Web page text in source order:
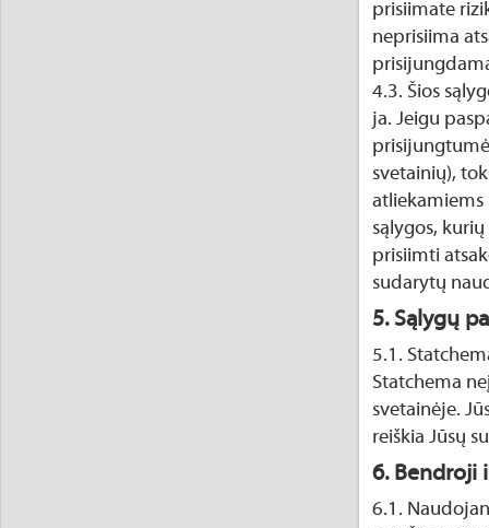
prisiimate
neprisiima
4.3. Šios
ja. Jeigu
svetainių),
atliekamiems
sąlygos,
prisiimti
sudarytų
5. Sąlygų
5.1.
Statchema
svetainėje.
reiškia Jūsų
6. Bendroji
6.1.